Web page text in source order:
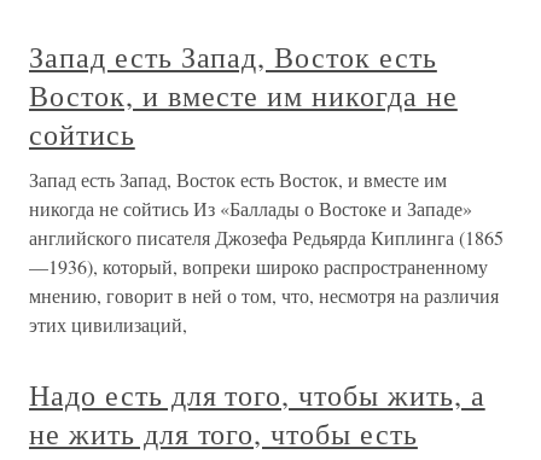
Запад есть Запад, Восток есть
Восток, и вместе им никогда не
сойтись
Запад есть Запад, Восток есть Восток, и вместе им
никогда не сойтись Из «Баллады о Востоке и Западе»
английского писателя Джозефа Редьярда Киплинга (1865
—1936), который, вопреки широко распространенному
мнению, говорит в ней о том, что, несмотря на различия
этих цивилизаций,
Надо есть для того, чтобы жить, а
не жить для того, чтобы есть